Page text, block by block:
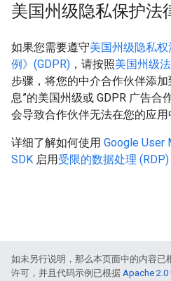
美国州级隐私保护法
如果您需要遵守美国州级隐私权
例》(GDPR) ，请按照美国州级
步骤，将您的中介合作伙伴添加
息”的美国州级或 GDPR 广告合
会导致合作伙伴无法在您的应用
详细了解如何使用 Google User
SDK 启用受限的数据处理 (RDP)
如未另行说明，那么本页面中的内容已
许可，并且代码示例已根据 Apache 2.0